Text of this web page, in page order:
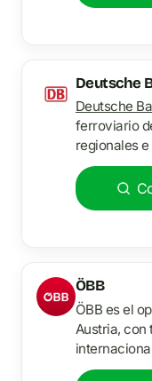
Deutsche
Deutsche
ferroviario
regionales
ÖBB
ÖBB es el
Austria, con